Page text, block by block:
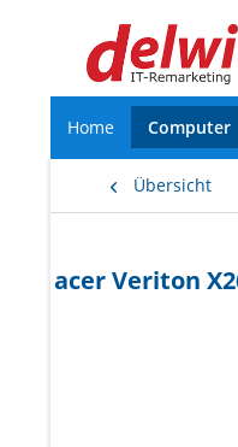
Home Computer
Übersicht
acer Veriton